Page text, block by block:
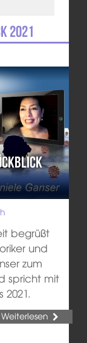
2021
begrüßt
und
zum
spricht mit
Weiterlesen